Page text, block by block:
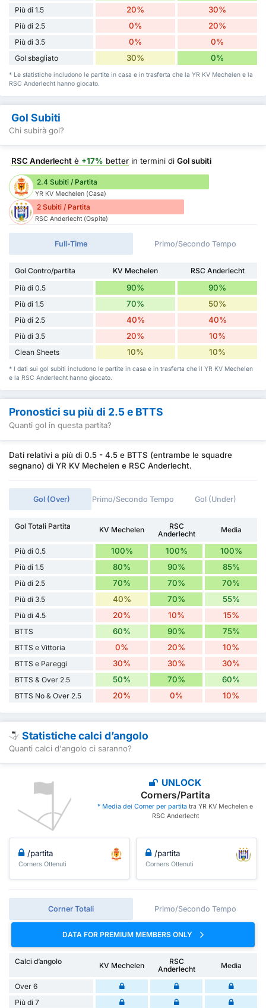
Più di 1.5 20% 30%
Più di 2.5 0% 20%
Più di 3.5 0% 0%
Gol sbagliato 30% 0%
* Le statistiche includono le partite in casa e in trasferta che la YR KV Mechelen e la
RSC Anderlecht hanno giocato.
Gol Subiti
Chi subirà gol?
RSC Anderlecht è +17% better in termini di Gol subiti
2.4 Subiti / Partita
YR KV Mechelen (Casa)
2 Subiti / Partita
RSC Anderlecht (Ospite)
Full-Time Primo/Secondo Tempo
Gol Contro/partita KV Mechelen
RSC Anderlecht
Più di 0.5
90% 90%
Più di 1.5 70% 50%
Più di 2.5 40% 40%
Più di 3.5 20% 10%
Clean Sheets 10% 10%
* I dati sui gol subiti includono le partite in casa e in trasferta che il YR KV Mechelen
e la RSC Anderlecht hanno giocato.
Pronostici su più di 2.5 e BTTS
Quanti gol in questa partita?
Dati relativi a più di 0.5 - 4.5 e BTTS (entrambe le squadre
segnano) di YR KV Mechelen e RSC Anderlecht.
Gol (Over) Primo/Secondo Tempo Gol (Under)
Gol Totali Partita KV Mechelen
RSC
Anderlecht
Media
Più di 0.5 100% 100% 100%
Più di 1.5 80% 90% 85%
Più di 2.5 70% 70% 70%
Più di 3.5 40% 70% 55%
Più di 4.5 20% 10% 15%
BTTS 60% 90% 75%
BTTS e Vittoria 0% 20% 10%
BTTS e Pareggi 30% 30% 30%
BTTS & Over 2.5 50% 70% 60%
BTTS No & Over 2.5 20% 0% 10%
Statistiche calci d’angolo
Quanti calci d'angolo ci saranno?
UNLOCK
Corners/Partita
* Media dei Corner per partita tra YR KV Mechelen e
RSC Anderlecht
/partita
Corners Ottenuti
/partita
Corners Ottenuti
Corner Totali Primo/Secondo Tempo
DATA FOR PREMIUM MEMBERS ONLY
Calci d’angolo KV Mechelen
RSC
Anderlecht
Media
Over 6
Più di 7